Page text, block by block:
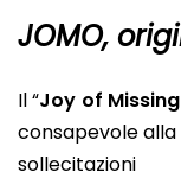
JOMO,
Il “Joy of
consapevole